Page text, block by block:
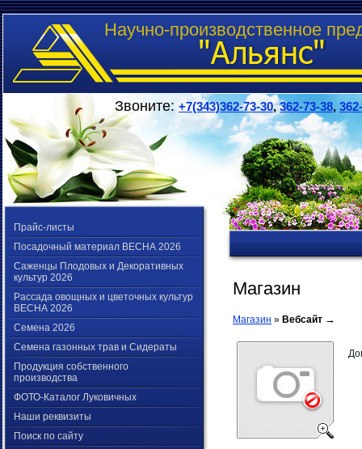
Научно-производственное
Звоните: +7(343)362-73-30,362-73-38,
Прайс-листы
Посадочный материал ВЕСНА 2026
Саженцы Плодовых и Декоративных
культур 2026
Рассада овощных и цветочных культур
ВЕСНА 2026
Семена 2026
Семена газонных трав и Сидераты
Продукция собственного
производства
ФОТО-Каталог Луковичных
Наши реквизиты
Поиск по сайту
Магазин
Магазин » Вебсайт →